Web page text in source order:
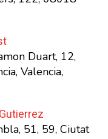
Duart, 12,
Valencia,
51, 59, Ciutat